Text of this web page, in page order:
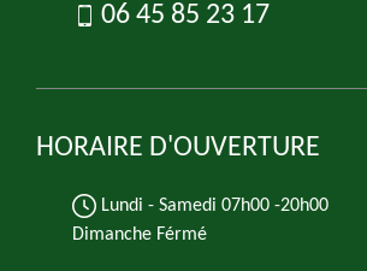
06 45 85 23 17
HORAIRE D'OUVERTURE
Lundi - Samedi 07h00 -20h00
Dimanche Férmé